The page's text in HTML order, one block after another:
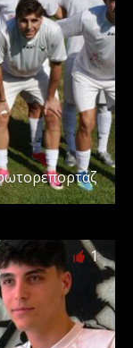
1